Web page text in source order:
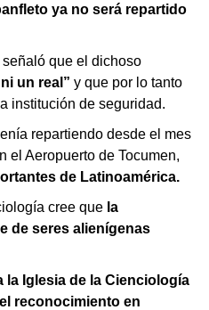
ya no será repartido
que el dichoso
un real” y que por lo tanto
institución de seguridad.
repartiendo desde el mes
el Aeropuerto de Tocumen,
de Latinoamérica.
cree que la
de seres alienígenas
la Iglesia de la Cienciología
reconocimiento en